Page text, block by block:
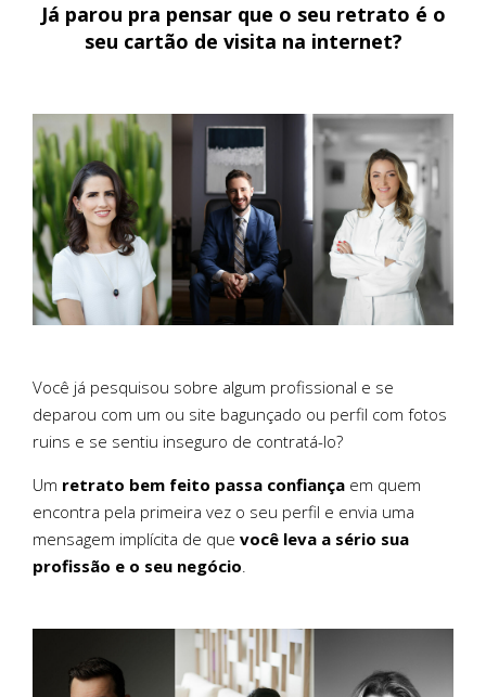
Já parou pra pensar que o seu retrato é o
seu cartão de visita na internet?
Você já pesquisou sobre algum profissional e se
deparou com um ou site bagunçado ou perfil com fotos
ruins e se sentiu inseguro de contratá-lo?
Um retrato bem feito passa confiança em quem
encontra pela primeira vez o seu perfil e envia uma
mensagem implícita de que você leva a sério sua
profissão e o seu negócio